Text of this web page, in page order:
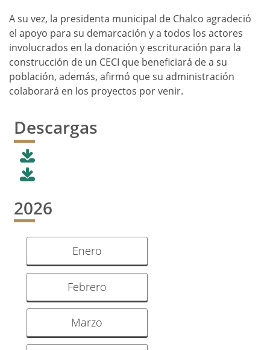
A su vez, la presidenta municipal de Chalco agradeció
el apoyo para su demarcación y a todos los actores
involucrados en la donación y escrituración para la
construcción de un CECI que beneficiará de a su
población, además, afirmó que su administración
colaborará en los proyectos por venir.
Descargas
2026
Enero
Febrero
Marzo